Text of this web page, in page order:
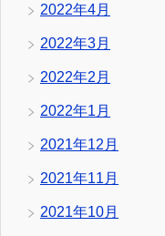
2022年4月
2022年3月
2022年2月
2022年1月
2021年12月
2021年11月
2021年10月